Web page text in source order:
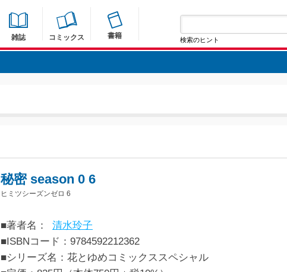
雑誌 コミックス 書籍 検索のヒント
秘密 season 0 6
ヒミツシーズンゼロ 6
■著者名：
清水玲子
■ISBNコード：9784592212362
■シリーズ名：花とゆめコミックススペシャル